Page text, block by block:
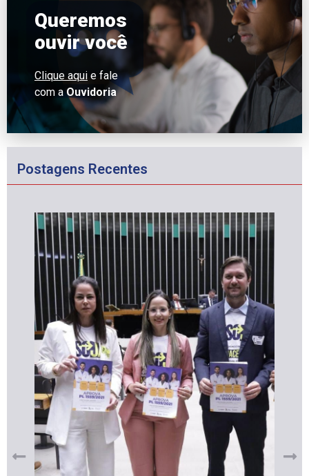
Queremos
ouvir você
Clique aqui e fale
com a Ouvidoria
Postagens Recentes